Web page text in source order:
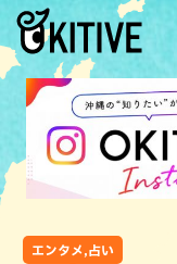
エンタメ,占い